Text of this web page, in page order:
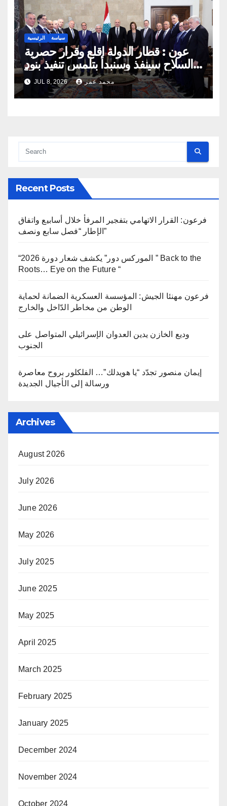
الرئيسية سياسة
عون : قطار الدولة اقلع وقرار حصرية
السلاح سينفذ وسنبدأ بتلمس تنفيذ بنود
صيغة الإطار قريباً
JUL 8, 2026 محمد عمر
Recent Posts
فرعون: القرار الاتهامي بتفجير المرفأ خلال أسابيع واتفاق
الإطار “فصل سابع ونصف”
“الموركس دور” يكشف شعار دورة 2026 ” Back to the
Roots… Eye on the Future “
فرعون مهنئا الجيش: المؤسسة العسكرية الضمانة لحماية
الوطن من مخاطر الدّاخل والخارج
وديع الخازن يدين العدوان الإسرائيلي المتواصل على
الجنوب
إيمان منصور تجدّد “يا هويدلك”… الفلكلور بروح معاصرة
ورسالة إلى الأجيال الجديدة
Archives
August 2026
July 2026
June 2026
May 2026
July 2025
June 2025
May 2025
April 2025
March 2025
February 2025
January 2025
December 2024
November 2024
October 2024